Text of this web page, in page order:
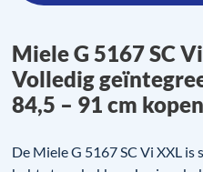
Miele G 5167 SC
Volledig
84,5 – 91 cm
De Miele G 5167 SC Vi XXL